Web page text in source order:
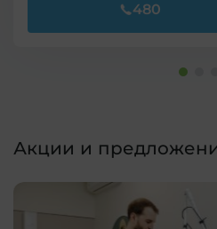
480
Акции и